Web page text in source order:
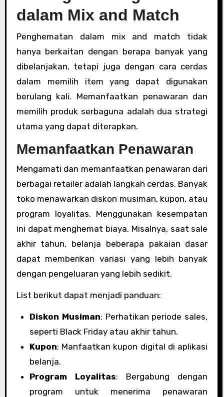
dalam Mix and Match
Penghematan dalam mix and match tidak
hanya berkaitan dengan berapa banyak yang
dibelanjakan, tetapi juga dengan cara cerdas
dalam memilih item yang dapat digunakan
berulang kali. Memanfaatkan penawaran dan
memilih produk serbaguna adalah dua strategi
utama yang dapat diterapkan.
Memanfaatkan Penawaran
Mengamati dan memanfaatkan penawaran dari
berbagai retailer adalah langkah cerdas. Banyak
toko menawarkan diskon musiman, kupon, atau
program loyalitas. Menggunakan kesempatan
ini dapat menghemat biaya. Misalnya, saat sale
akhir tahun, belanja beberapa pakaian dasar
dapat memberikan variasi yang lebih banyak
dengan pengeluaran yang lebih sedikit.
List berikut dapat menjadi panduan:
Diskon Musiman: Perhatikan periode sales,
seperti Black Friday atau akhir tahun.
Kupon: Manfaatkan kupon digital di aplikasi
belanja.
Program Loyalitas: Bergabung dengan
program untuk menerima penawaran